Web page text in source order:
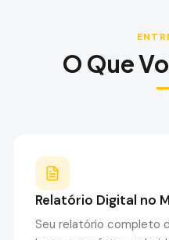
O Que
Relatório Digital no
Seu relatório completo